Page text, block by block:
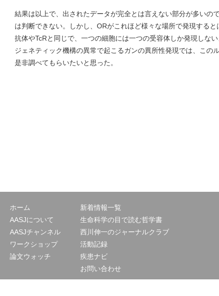
結果は以上で、出されたデータが完全とは言えない部分が多いの
は判断できない。しかし、ORがこれほど様々な場所で発現する
抗体やTcRと同じで、一つの細胞には一つの受容体しか発現しな
ジェネティック機構の異常で起こるガンの異所性発現では、この
是非調べてもらいたいと思った。
ホーム
AASJについて
AASJチャンネル
ワークショップ
論文ウォッチ
新着情報一覧
生命科学の目で読む哲学書
西川伸一のジャーナルクラブ
活動記録
疾患ナビ
お問い合わせ